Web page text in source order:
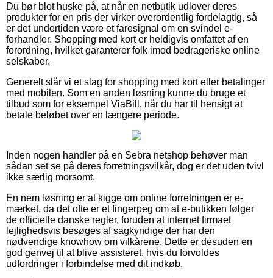
Du bør blot huske på, at når en netbutik udlover deres
produkter for en pris der virker overordentlig fordelagtig, så
er det undertiden være et faresignal om en svindel e-
forhandler. Shopping med kort er heldigvis omfattet af en
forordning, hvilket garanterer folk imod bedrageriske online
selskaber.
Generelt slår vi et slag for shopping med kort eller betalinger
med mobilen. Som en anden løsning kunne du bruge et
tilbud som for eksempel ViaBill, når du har til hensigt at
betale beløbet over en længere periode.
Inden nogen handler på en Sebra netshop behøver man
sådan set se på deres forretningsvilkår, dog er det uden tvivl
ikke særlig morsomt.
En nem løsning er at kigge om online forretningen er e-
mærket, da det ofte er et fingerpeg om at e-butikken følger
de officielle danske regler, foruden at internet firmaet
lejlighedsvis besøges af sagkyndige der har den
nødvendige knowhow om vilkårene. Dette er desuden en
god genvej til at blive assisteret, hvis du forvoldes
udfordringer i forbindelse med dit indkøb.